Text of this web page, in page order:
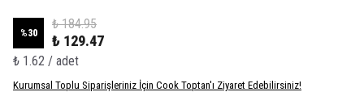
%30
₺ 184.95
₺ 129.47
₺ 1.62 / adet
Kurumsal Toplu Siparişleriniz İçin Cook Toptan'ı Ziyaret Edebilirsiniz!